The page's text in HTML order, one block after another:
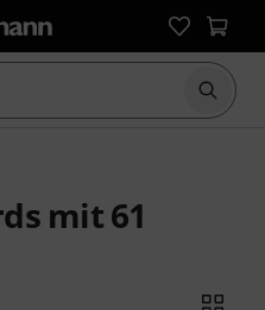
Suche
mit 61